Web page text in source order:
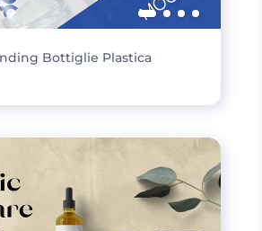
Bottiglie Plastica